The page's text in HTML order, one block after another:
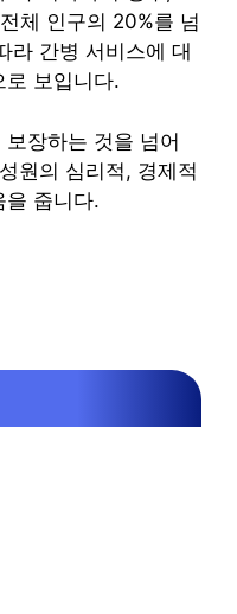
체 인구의 20%를 넘
라 간병 서비스에 대
로 보입니다.
장하는 것을 넘어
원의 심리적, 경제적
을 줍니다.